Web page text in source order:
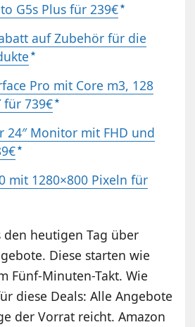
G5s Plus für 239€
auf Zubehör für die
Pro mit Core m3, 128
für 739€
24″ Monitor mit FHD und
mit 1280×800 Pixeln für
den heutigen Tag über
Diese starten wie
Fünf-Minuten-Takt. Wie
diese Deals: Alle Angebote
der Vorrat reicht. Amazon